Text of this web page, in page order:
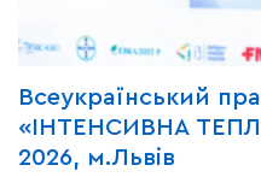
Всеукраїнський
«ІНТЕНСИВНА
2026, м.Львів